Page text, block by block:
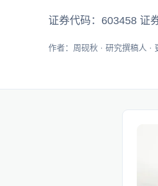
证券代码：603458 证
作者：周砚秋 · 研究撰稿人 ·